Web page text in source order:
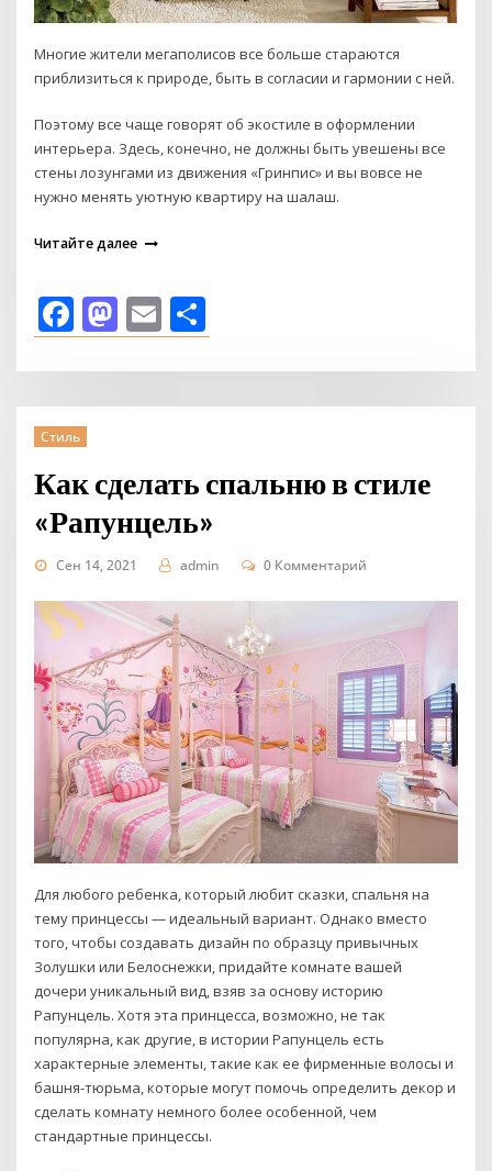
Многие жители мегаполисов все больше стараются
приблизиться к природе, быть в согласии и гармонии с ней.
Поэтому все чаще говорят об экостиле в оформлении
интерьера. Здесь, конечно, не должны быть увешены все
стены лозунгами из движения «Гринпис» и вы вовсе не
нужно менять уютную квартиру на шалаш.
Читайте далее
Facebook
Mastodon
Email
Стиль
Как сделать спальню в стиле
«Рапунцель»
Сен 14, 2021 admin 0 Комментарий
Для любого ребенка, который любит сказки, спальня на
тему принцессы — идеальный вариант. Однако вместо
того, чтобы создавать дизайн по образцу привычных
Золушки или Белоснежки, придайте комнате вашей
дочери уникальный вид, взяв за основу историю
Рапунцель. Хотя эта принцесса, возможно, не так
популярна, как другие, в истории Рапунцель есть
характерные элементы, такие как ее фирменные волосы и
башня-тюрьма, которые могут помочь определить декор и
сделать комнату немного более особенной, чем
стандартные принцессы.